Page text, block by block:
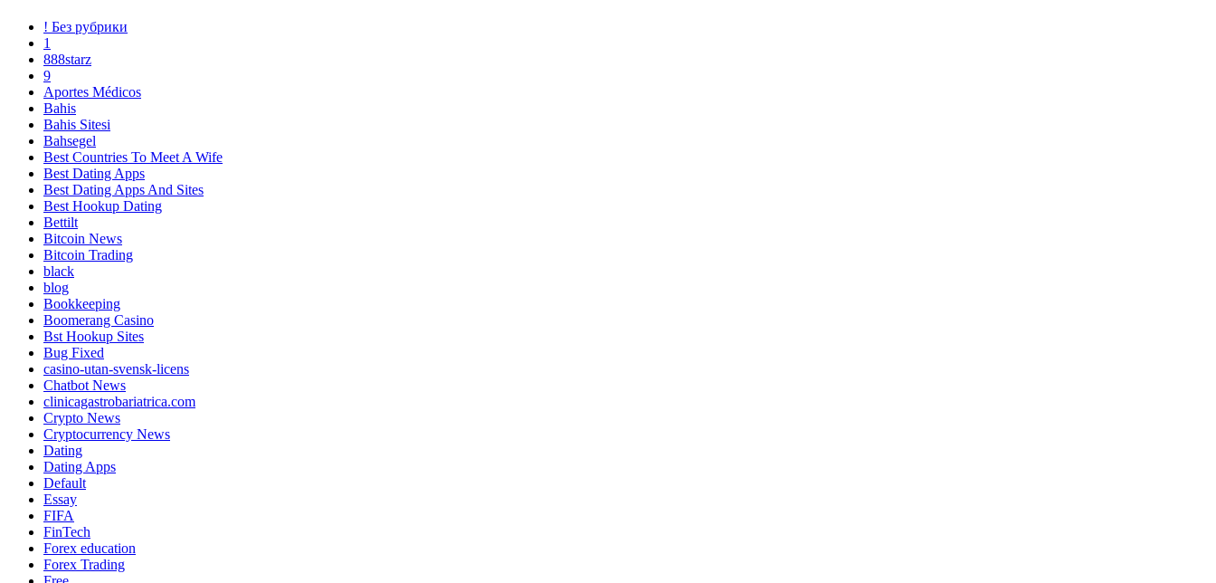
! Без рубрики
1
888starz
9
Aportes Médicos
Bahis
Bahis Sitesi
Bahsegel
Best Countries To Meet A Wife
Best Dating Apps
Best Dating Apps And Sites
Best Hookup Dating
Bettilt
Bitcoin News
Bitcoin Trading
black
blog
Bookkeeping
Boomerang Casino
Bst Hookup Sites
Bug Fixed
casino-utan-svensk-licens
Chatbot News
clinicagastrobariatrica.com
Crypto News
Cryptocurrency News
Dating
Dating Apps
Default
Essay
FIFA
FinTech
Forex education
Forex Trading